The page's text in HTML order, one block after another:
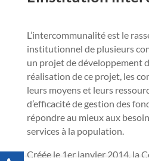
L’intercommunalité est le
institutionnel de plusieurs
un projet de développement
réalisation de ce projet, les
leurs moyens et leurs
d’efficacité de gestion des
répondre au mieux aux
services à la population.
Créée le 1er janvier 2014, la